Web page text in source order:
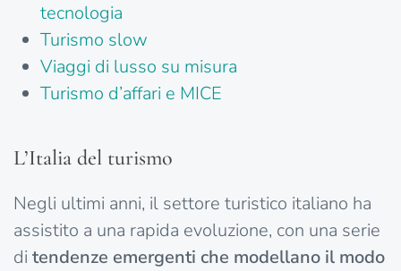
tecnologia
Turismo slow
Viaggi di lusso su misura
Turismo d’affari e MICE
L’Italia del turismo
Negli ultimi anni, il settore turistico italiano ha
assistito a una rapida evoluzione, con una serie
di tendenze emergenti che modellano il modo